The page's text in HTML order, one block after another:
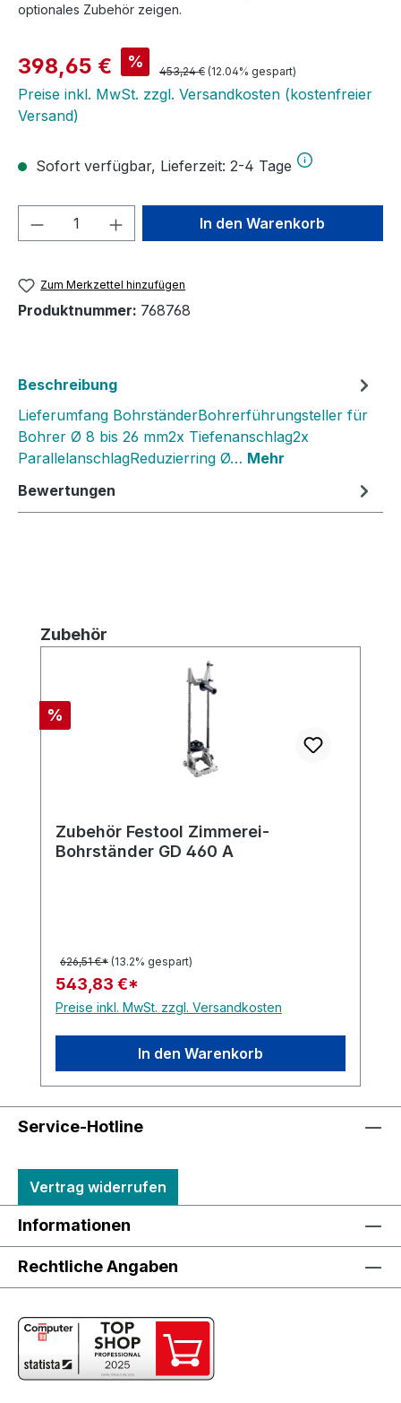
optionales Zubehör zeigen.
Verkaufspreis:
398,65 € % Regulärer Preis:
453,24 € (12.04% gespart)
Preise inkl. MwSt. zzgl. Versandkosten (kostenfreier
Versand)
Sofort verfügbar, Lieferzeit: 2-4 Tage
Produkt Anzahl: Gib denIn den Warenkorb
Zum Merkzettel hinzufügen
Produktnummer: 768768
Beschreibung
Lieferumfang BohrständerBohrerführungsteller für
Bohrer Ø 8 bis 26 mm2x Tiefenanschlag2x
ParallelanschlagReduzierring Ø… Mehr
Bewertungen
Produktgalerie überspringen
Zubehör
Rabatt
%
Zubehör Festool Zimmerei-
Bohrständer GD 460 A
626,51 €* (13.2% gespart)
543,83 €*
Preise inkl. MwSt. zzgl. Versandkosten
In den Warenkorb
Service-Hotline
Vertrag widerrufen
Informationen
Rechtliche Angaben